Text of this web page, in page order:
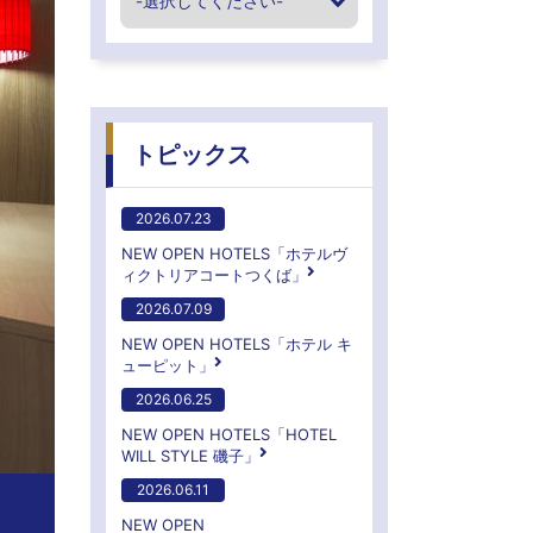
トピックス
2026.07.23
NEW OPEN HOTELS「ホテルヴ
ィクトリアコートつくば」
2026.07.09
NEW OPEN HOTELS「ホテル キ
ューピット」
2026.06.25
NEW OPEN HOTELS「HOTEL
WILL STYLE 磯子」
2026.06.11
NEW OPEN